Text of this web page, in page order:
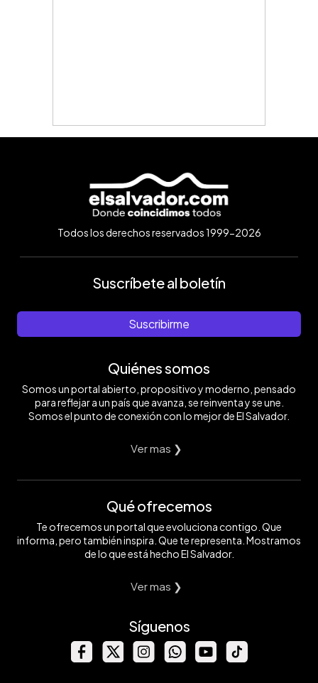
Todos los derechos reservados 1999-2026
Suscríbete al boletín
Suscribirme
Quiénes somos
Somos un portal abierto, propositivo y moderno, pensado
para reflejar a un país que avanza, se reinventa y se une.
Somos el punto de conexión con lo mejor de El Salvador.
Ver mas ❯
Qué ofrecemos
Te ofrecemos un portal que evoluciona contigo. Que
informa, pero también inspira. Que te representa. Mostramos
de lo que está hecho El Salvador.
Ver mas ❯
Síguenos